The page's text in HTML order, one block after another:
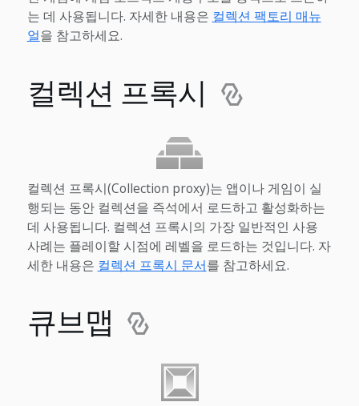
는 데 사용됩니다. 자세한 내용은 컬렉션 팩토리 매뉴
얼을 참고하세요.
컬렉션 프록시
컬렉션 프록시(Collection proxy)는 앱이나 게임이 실
행되는 동안 컬렉션을 즉석에서 로드하고 활성화하는
데 사용됩니다. 컬렉션 프록시의 가장 일반적인 사용
사례는 플레이할 시점에 레벨을 로드하는 것입니다. 자
세한 내용은 컬렉션 프록시 문서를 참고하세요.
큐브맵